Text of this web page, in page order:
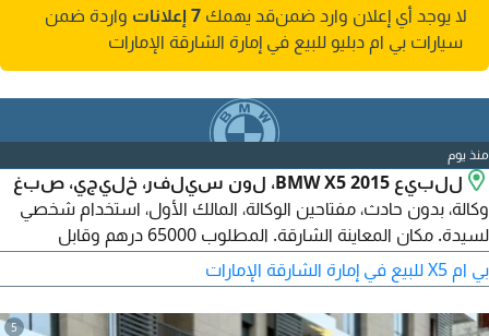
لا يوجد أي إعلان وارد ضمنقد يهمك 7 إعلانات
واردة ضمن
سيارات بي ام دبليو للبيع في إمارة الشارقة الإمارات
منذ يوم
للبيع BMW X5 2015، لون سيلفر، خليجي، صبغ
وكالة، بدون حادث، مفتاحين الوكالة، المالك الأول، استخدام شخصي
لسيدة. مكان المعاينة الشارقة. المطلوب 65000 درهم وقابل
للتفاوض بعد المعاينة. الجاد يتواصل على الخاص.
بي ام X5 للبيع في إمارة الشارقة الإمارات
5